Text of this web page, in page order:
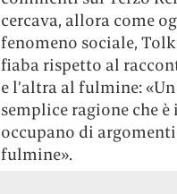
cercava, allora come
fenomeno sociale,
fiaba rispetto al
e l’altra al fulmine:
semplice ragione che
occupano di
fulmine».